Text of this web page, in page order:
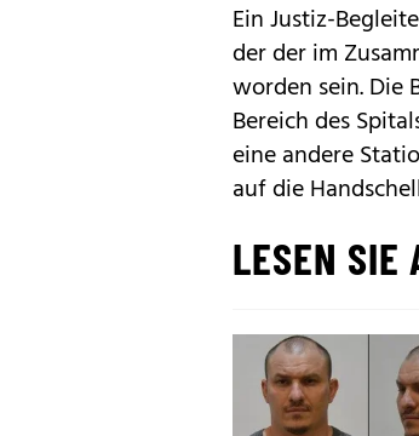
Ein Justiz-
der der im
worden sein. Die
Bereich des
eine andere
auf die
LESEN SIE